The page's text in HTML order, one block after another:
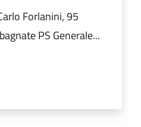
Forlanini, 95
PS Generale...